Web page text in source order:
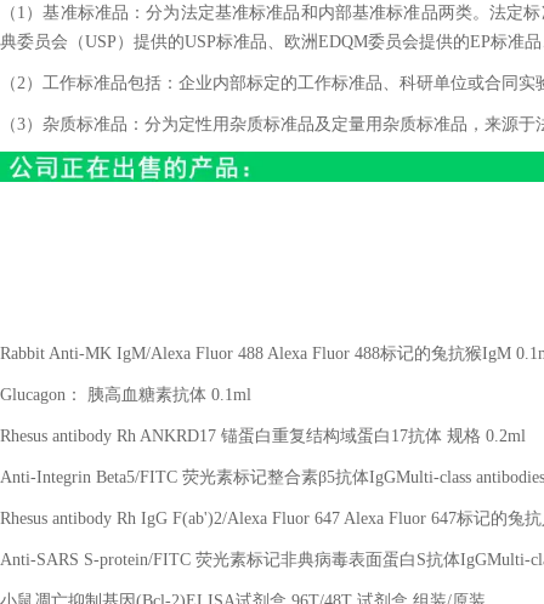
（1）基准标准品：分为法定基准标准品和内部基准标准品两类。法定
典委员会（USP）提供的USP标准品、欧洲EDQM委员会提供的EP标准
（2）工作标准品包括：企业内部标定的工作标准品、科研单位或合同
（3）杂质标准品：分为定性用杂质标准品及定量用杂质标准品，来源
Rabbit Anti-MK IgM/Alexa Fluor 488 Alexa Fluor 488标记的兔抗猴IgM
Glucagon ： 胰高血糖素抗体 0.1ml
Rhesus antibody Rh ANKRD17 锚蛋白重复结构域蛋白 17抗体 规格 0.2ml
Anti-Integrin Beta5/FITC 荧光素标记整合素β5抗体IgGMulti-class antibodies
Rhesus antibody Rh IgG F(ab')2/Alexa Fluor 647 Alexa Fluor 647标记的兔
Anti-SARS S-protein/FITC 荧光素标记非典病毒表面蛋白 S抗体IgGMulti-